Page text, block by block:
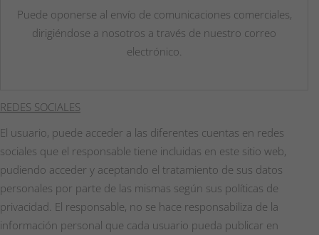
Puede oponerse al envío de comunicaciones comerciales,
dirigiéndose a nosotros a través de nuestro correo
electrónico.
REDES SOCIALES
El usuario, puede acceder a las diferentes cuentas en redes
sociales que el responsable tiene incluidas en este sitio web,
pudiendo acceder y aceptando el tratamiento de sus datos
personales por parte de las mismas según sus políticas de
privacidad. El responsable, no se hace responsabiliza de la
información personal que cada usuario pueda publicar en